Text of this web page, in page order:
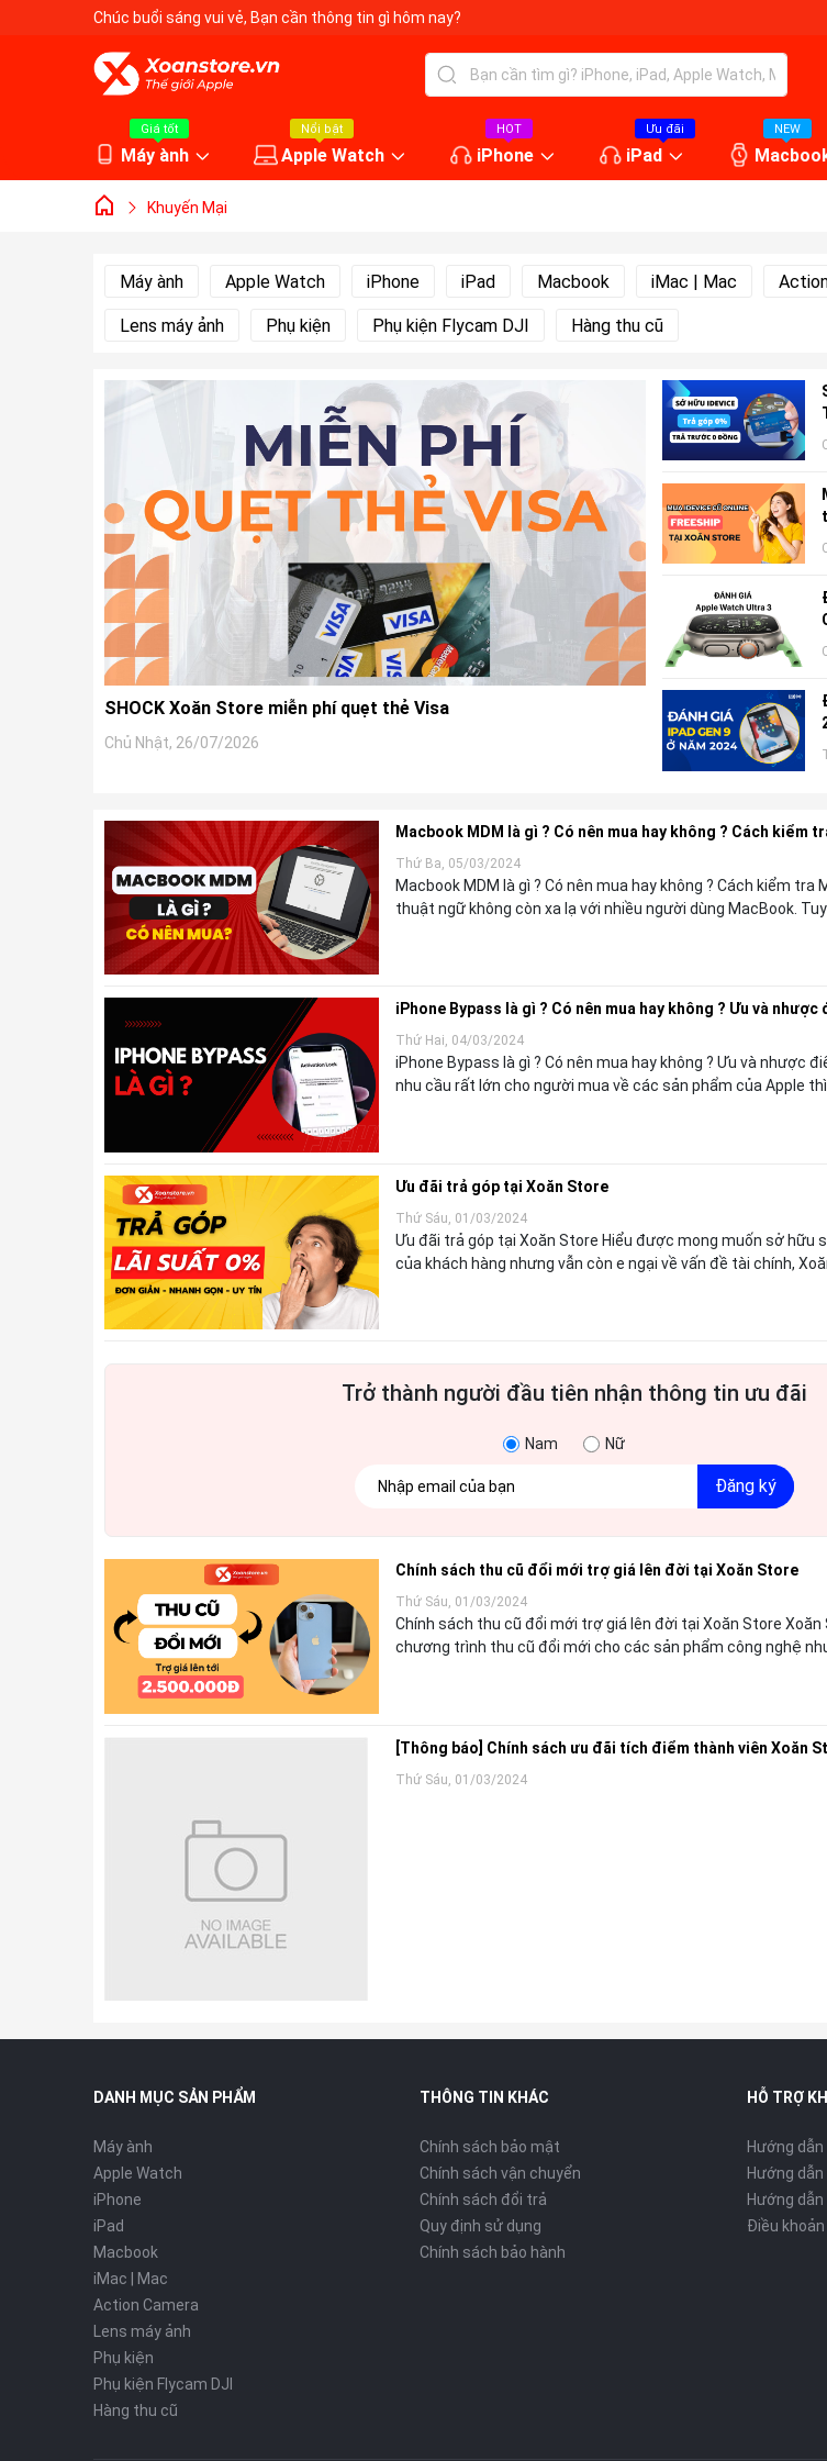
Chúc buổi sáng vui vẻ, Bạn cần thông tin gì hôm nay?
Giá tốt
Máy ành
Nổi bật
Apple Watch
HOT
iPhone
Ưu đãi
iPad
NEW
Khuyến Mại
Máy ành Apple Watch iPhone iPad Macbook iMac | Mac
Lens máy ảnh Phụ kiện Phụ kiện Flycam DJI Hàng thu cũ
SHOCK Xoăn Store miễn phí quẹt thẻ Visa
Chủ Nhật, 26/07/2026
Macbook MDM là gì ? Có nên mua hay không ? Cách kiểm
Thứ Ba, 05/03/2024
Macbook MDM là gì ? Có nên mua hay không ? Cách kiểm tra
thuật ngữ không còn xa lạ với nhiều người dùng MacBook.
iPhone Bypass là gì ? Có nên mua hay không ? Ưu và nhược
Thứ Hai, 04/03/2024
iPhone Bypass là gì ? Có nên mua hay không ? Ưu và nhược
nhu cầu rất lớn cho người mua về các sản phẩm của Apple
Ưu đãi trả góp tại Xoăn Store
Thứ Sáu, 01/03/2024
Ưu đãi trả góp tại Xoăn Store Hiểu được mong muốn sở hữu
của khách hàng nhưng vẫn còn e ngại về vấn đề tài chính,
Trở thành người đầu tiên nhận thông tin ưu đãi
Nam Nữ
Đăng ký
Chính sách thu cũ đổi mới trợ giá lên đời tại Xoăn Store
Thứ Sáu, 01/03/2024
Chính sách thu cũ đổi mới trợ giá lên đời tại Xoăn Store Xoăn Store hiện đang triển khai
chương trình thu cũ đổi mới cho các sản phẩm công nghệ
[Thông báo] Chính sách ưu đãi tích điểm thành viên Xoăn
Thứ Sáu, 01/03/2024
DANH MỤC SẢN PHẨM
Máy ành
Apple Watch
iPhone
iPad
Macbook
iMac | Mac
Action Camera
Lens máy ảnh
Phụ kiện
Phụ kiện Flycam DJI
Hàng thu cũ
THÔNG TIN KHÁC
Chính sách bảo mật
Chính sách vận chuyển
Chính sách đổi trả
Quy định sử dụng
Chính sách bảo hành
HỖ TRỢ
Hướng
Hướng
Hướng
Điều